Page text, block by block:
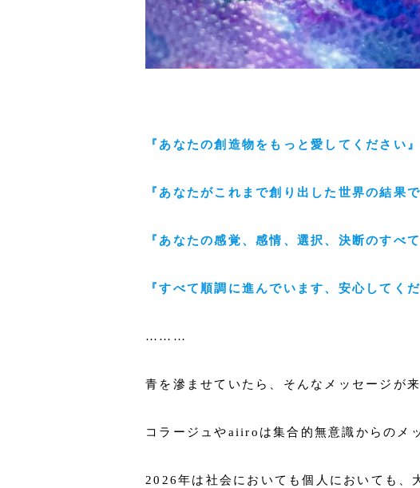
『あなたの創造物をもっと愛してください』
『あなたがこれまで創り出した世界の結果
『あなたの感覚、感情、選択、決断のすべ
『すべて順調に進んでいます、安心してくだ
………
青を滲ませていたら、そんなメッセージが来
コラージュやaiiroは集合的無意識からのメ
2026年は社会においても個人においても、